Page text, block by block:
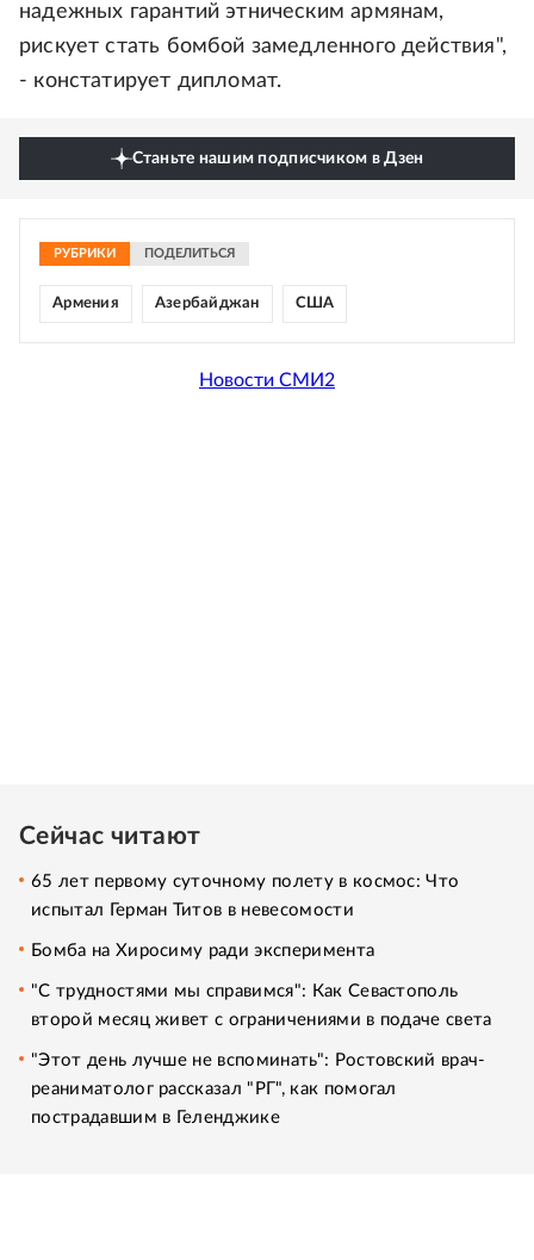
надежных гарантий этническим армянам,
рискует стать бомбой замедленного действия",
- констатирует дипломат.
Станьте нашим подписчиком в Дзен
РУБРИКИ ПОДЕЛИТЬСЯ
Армения Азербайджан США
Новости СМИ2
Сейчас читают
65 лет первому суточному полету в космос: Что
испытал Герман Титов в невесомости
Бомба на Хиросиму ради эксперимента
"С трудностями мы справимся": Как Севастополь
второй месяц живет с ограничениями в подаче света
"Этот день лучше не вспоминать": Ростовский врач-
реаниматолог рассказал "РГ", как помогал
пострадавшим в Геленджике